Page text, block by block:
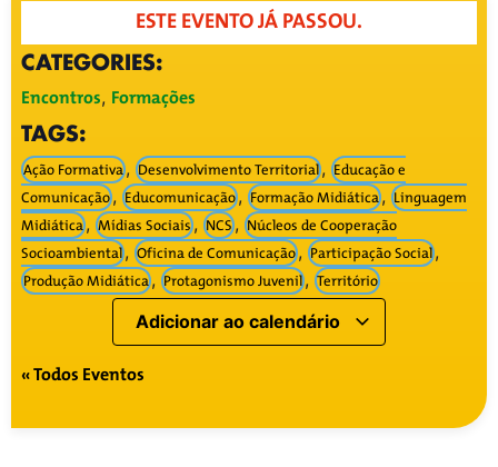
ESTE EVENTO JÁ PASSOU.
CATEGORIES:
Encontros, Formações
TAGS:
Ação Formativa, Desenvolvimento Territorial, Educação e
Comunicação, Educomunicação, Formação Midiática, Linguagem
Midiática, Mídias Sociais, NCS, Núcleos de Cooperação
Socioambiental, Oficina de Comunicação, Participação Social,
Produção Midiática, Protagonismo Juvenil, Território
Adicionar ao calendário
« Todos Eventos